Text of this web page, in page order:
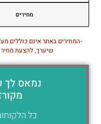
מחירים
-המחירים באתר אינם כוללים
שיערך, להצעת מחיר
נמאס
כל